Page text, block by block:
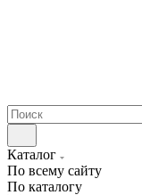
Каталог
По всему сайту
По каталогу